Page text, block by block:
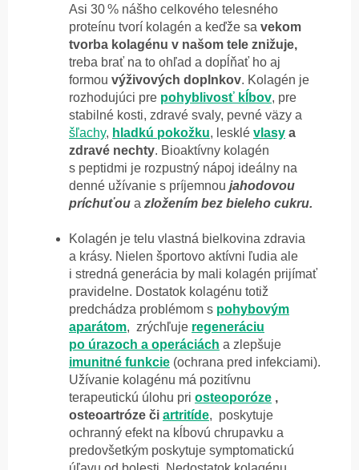
Asi 30 % nášho celkového telesného
proteínu tvorí kolagén a keďže sa vekom
tvorba kolagénu v našom tele znižuje,
treba brať na to ohľad a dopĺňať ho aj
formou výživových doplnkov. Kolagén je
rozhodujúci pre pohyblivosť kĺbov, pre
stabilné kosti, zdravé svaly, pevné väzy a
šľachy, hladkú pokožku, lesklé vlasy a
zdravé nechty. Bioaktívny kolagén
s peptidmi je rozpustný nápoj ideálny na
denné užívanie s príjemnou jahodovou
príchuťou a zložením bez bieleho cukru.
Kolagén je telu vlastná bielkovina zdravia
a krásy. Nielen športovo aktívni ľudia ale
i stredná generácia by mali kolagén prijímať
pravidelne. Dostatok kolagénu totiž
predchádza problémom s pohybovým
aparátom, zrýchľuje regeneráciu
po úrazoch a operáciách a zlepšuje
imunitné funkcie (ochrana pred infekciami).
Užívanie kolagénu má pozitívnu
terapeutickú úlohu pri osteoporóze ,
osteoartróze či artritíde, poskytuje
ochranný efekt na kĺbovú chrupavku a
predovšetkým poskytuje symptomatickú